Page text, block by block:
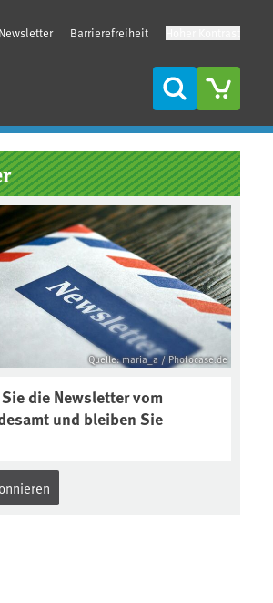
Newsletter Barrierefreiheit
Suche
Quelle: maria_a / Photocase.de
die Newsletter vom
und bleiben Sie